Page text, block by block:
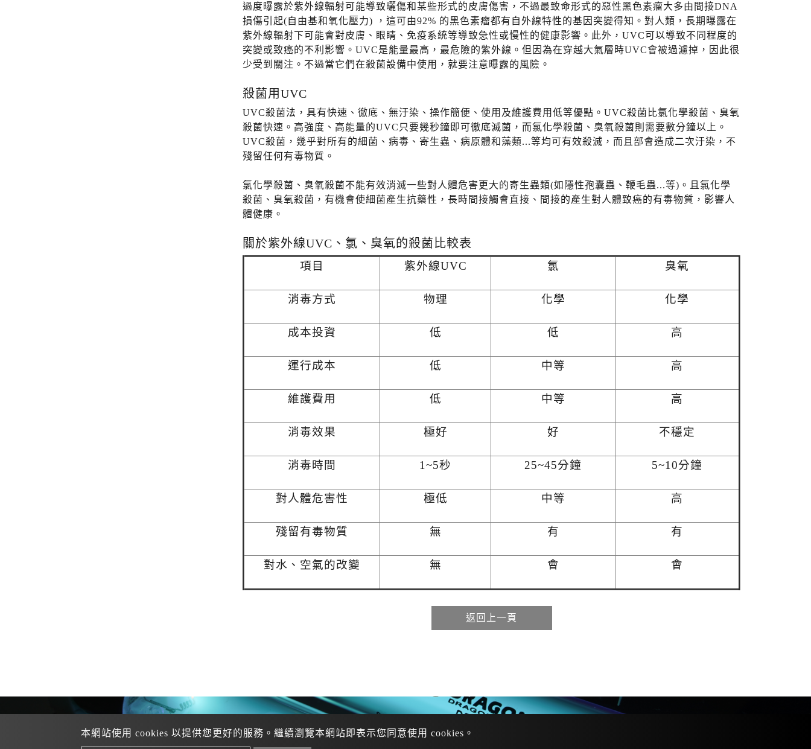
過度曝露於紫外線輻射可能導致曬傷和某些形式的皮膚傷害，不過最致命形式的惡性黑色素瘤大多由間接DNA
損傷引起(自由基和氧化壓力) ，這可由92% 的黑色素瘤都有自外線特性的基因突變得知。對人類，長期曝露在
紫外線輻射下可能會對皮膚、眼睛、免疫系統等導致急性或慢性的健康影響。此外，UVC可以導致不同程度的
突變或致癌的不利影響。UVC是能量最高，最危險的紫外線。但因為在穿越大氣層時UVC會被過濾掉，因此很
少受到關注。不過當它們在殺菌設備中使用，就要注意曝露的風險。
殺菌用UVC
UVC殺菌法，具有快速、徹底、無汙染、操作簡便、使用及維護費用低等優點。UVC殺菌比氯化學殺菌、臭氧
殺菌快速。高強度、高能量的UVC只要幾秒鐘即可徹底滅菌，而氯化學殺菌、臭氧殺菌則需要數分鐘以上。
UVC殺菌，幾乎對所有的細菌、病毒、寄生蟲、病原體和藻類...等均可有效殺滅，而且部會造成二次汙染，不
殘留任何有毒物質。
氯化學殺菌、臭氧殺菌不能有效消滅一些對人體危害更大的寄生蟲類(如隱性孢囊蟲、鞭毛蟲...等)。且氯化學
殺菌、臭氧殺菌，有機會使細菌產生抗藥性，長時間接觸會直接、間接的產生對人體致癌的有毒物質，影響人
體健康。
關於紫外線UVC、氯、臭氧的殺菌比較表
項目 紫外線UVC 氯 臭氧
消毒方式 物理 化學 化學
成本投資 低 低 高
運行成本 低 中等 高
維護費用 低 中等 高
消毒效果 極好 好 不穩定
消毒時間 1~5秒 25~45分鐘 5~10分鐘
對人體危害性 極低 中等 高
殘留有毒物質 無 有 有
對水、空氣的改變 無 會 會
返回上一頁
本網站使用 cookies 以提供您更好的服務。繼續瀏覽本網站即表示您同意使用 cookies。
Tel： +886 3-312-0391 業務專線：+886 920-104-589 /+886 913-622-877 /+886 919-347-873